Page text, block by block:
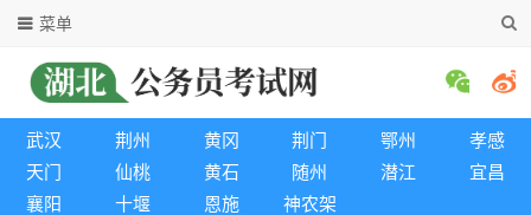
菜单
武汉 荆州 黄冈 荆门 鄂州
孝感
天门
仙桃 黄石 随州 潜江
宜昌
襄阳
十堰 恩施 神农架